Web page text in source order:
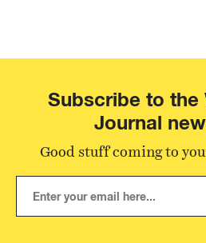
Subscribe to the
Journal
Good stuff coming to